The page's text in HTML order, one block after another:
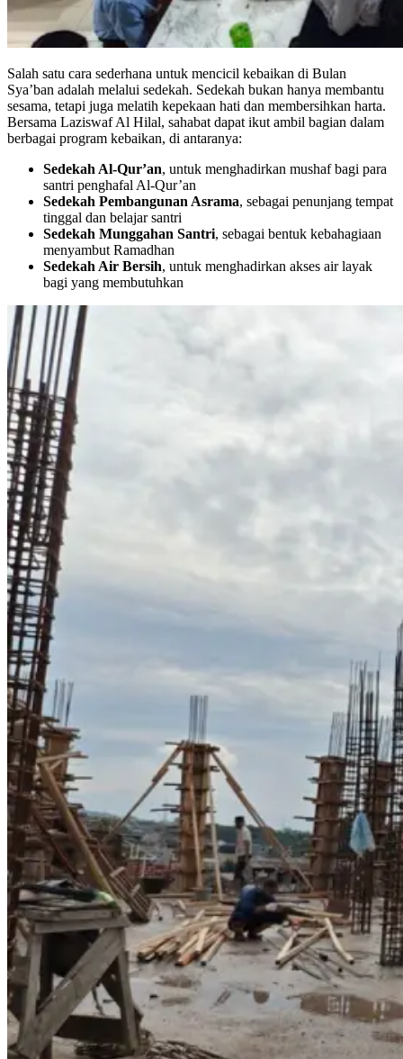
Salah satu cara sederhana untuk mencicil kebaikan di Bulan
Sya’ban adalah melalui sedekah. Sedekah bukan hanya membantu
sesama, tetapi juga melatih kepekaan hati dan membersihkan harta.
Bersama Laziswaf Al Hilal, sahabat dapat ikut ambil bagian dalam
berbagai program kebaikan, di antaranya:
Sedekah Al-Qur’an, untuk menghadirkan mushaf bagi para
santri penghafal Al-Qur’an
Sedekah Pembangunan Asrama, sebagai penunjang tempat
tinggal dan belajar santri
Sedekah Munggahan Santri, sebagai bentuk kebahagiaan
menyambut Ramadhan
Sedekah Air Bersih, untuk menghadirkan akses air layak
bagi yang membutuhkan